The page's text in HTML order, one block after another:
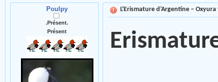
Poulpy
.Présent.
Présent
L'Erismature d’Argentine –